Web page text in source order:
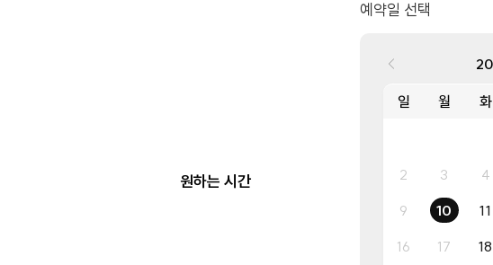
원하는 시간
예약일 선택
일 월 화
2
3 4
9
10 11
16
17 18